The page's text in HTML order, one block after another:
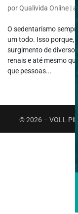
porQualivida Online |
O sedentarismo
um todo. Isso porque,
surgimento de
renais e até mesmo
que pessoas...
© 2026 – VOLL